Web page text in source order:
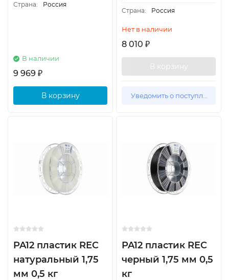
Страна:
Россия
В наличии
9 969 ₽
В корзину
Страна:
Россия
Нет в наличии
8 010 ₽
В корзину
Уведомить о поступлении
PA12 пластик REC
натуральный 1,75
мм 0,5 кг
PA12 пластик REC
черный 1,75 мм 0,5
кг